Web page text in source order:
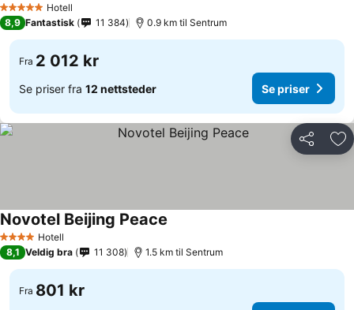
5 Stjerner Hotell
8,9 Fantastisk 11 384 0.9 km til Sentrum
Fra 2 012 kr
Se priser fra 12 nettsteder Se priser
Del
4 StjernerHotell
Novotel Beijing Peace
8,1 Veldig bra 11 308 1.5 km til Sentrum
Fra 801 kr